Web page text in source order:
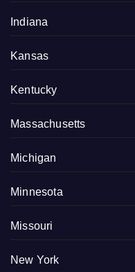
Indiana
Kansas
Kentucky
Massachusetts
Michigan
Minnesota
Missouri
New York